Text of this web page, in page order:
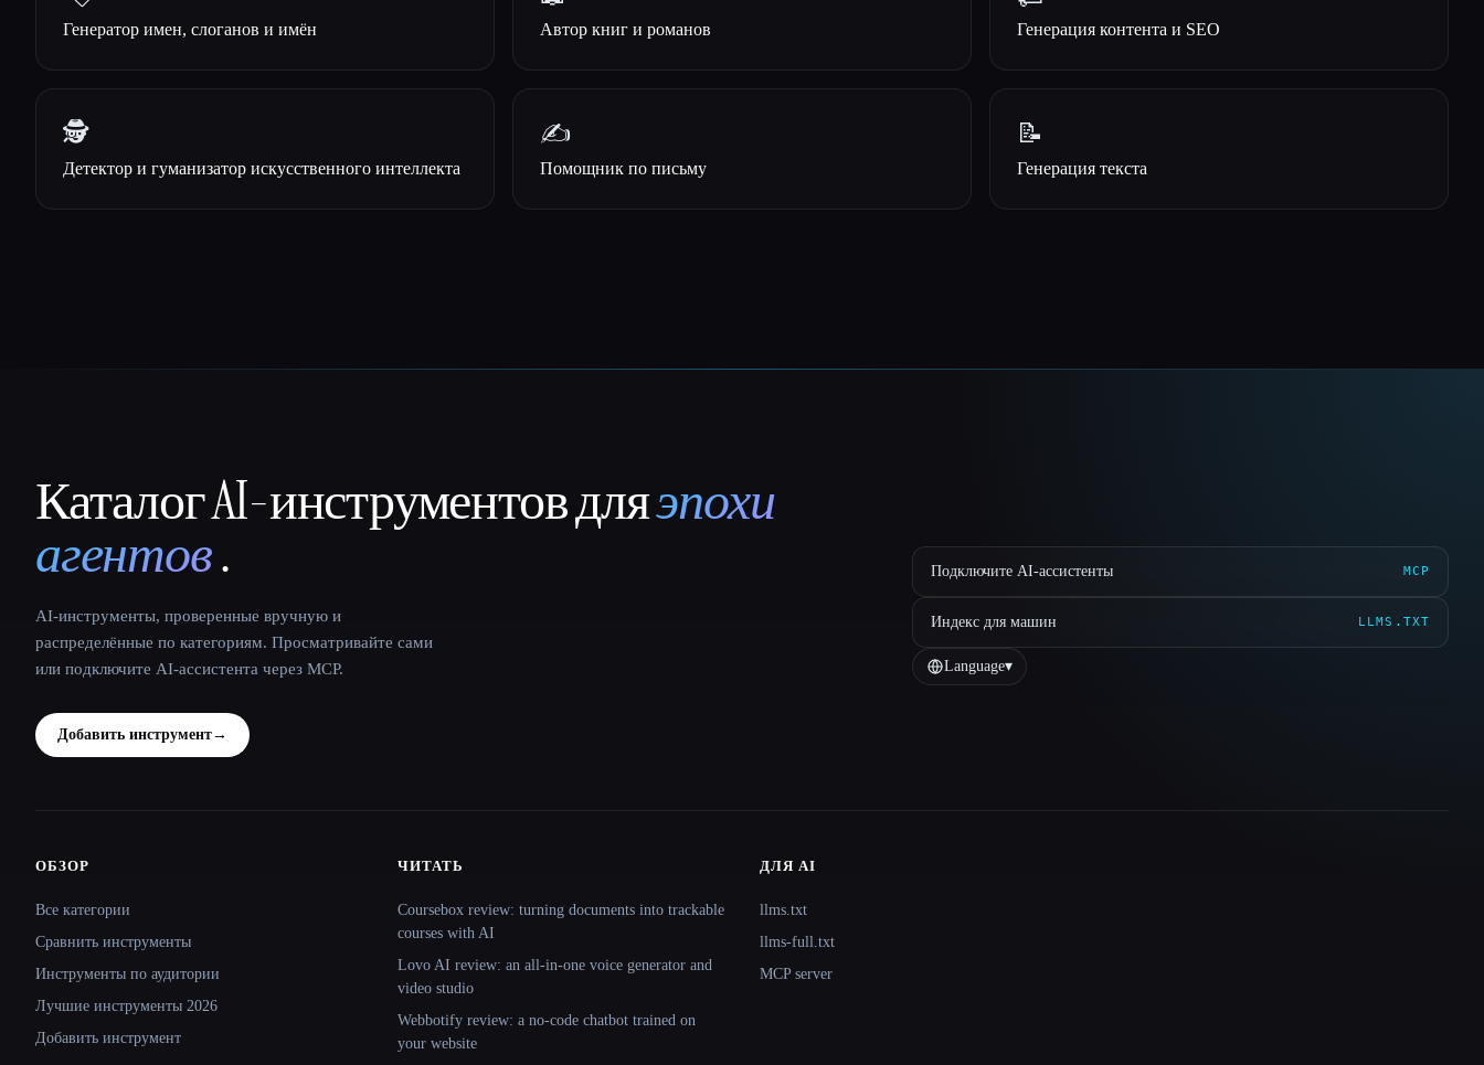
Генератор имен, слоганов и имён Автор книг и романов Генерация контента и SEO
🕵️
Детектор и гуманизатор искусственного интеллекта
✍️
Помощник по письму
📝
Генерация текста
That AI Collection
Каталог AI-инструментов дляэпохи
агентов.
AI-инструменты, проверенные вручную и
распределённые по категориям. Просматривайте сами
или подключите AI-ассистента через MCP.
Добавить инструмент→
Подключите AI-ассистенты MCP
Индекс для машин LLMS.TXT
Language▾
Site navigation
ОБЗОР
Все категории
Сравнить инструменты
Инструменты по аудитории
Лучшие инструменты 2026
Добавить инструмент
ЧИТАТЬ
Coursebox review: turning documents into trackable
courses with AI
Lovo AI review: an all-in-one voice generator and
video studio
Webbotify review: a no-code chatbot trained on
your website
ДЛЯ AI
llms.txt
llms-full.txt
MCP server